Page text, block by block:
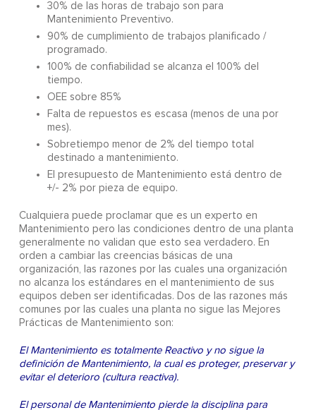
30% de las horas de trabajo son para
Mantenimiento Preventivo.
90% de cumplimiento de trabajos planificado /
programado.
100% de confiabilidad se alcanza el 100% del
tiempo.
OEE sobre 85%
Falta de repuestos es escasa (menos de una por
mes).
Sobretiempo menor de 2% del tiempo total
destinado a mantenimiento.
El presupuesto de Mantenimiento está dentro de
+/- 2% por pieza de equipo.
Cualquiera puede proclamar que es un experto en
Mantenimiento pero las condiciones dentro de una planta
generalmente no validan que esto sea verdadero. En
orden a cambiar las creencias básicas de una
organización, las razones por las cuales una organización
no alcanza los estándares en el mantenimiento de sus
equipos deben ser identificadas. Dos de las razones más
comunes por las cuales una planta no sigue las Mejores
Prácticas de Mantenimiento son:
El Mantenimiento es totalmente Reactivo y no sigue la
definición de Mantenimiento, la cual es proteger, preservar y
evitar el deterioro (cultura reactiva).
El personal de Mantenimiento pierde la disciplina para